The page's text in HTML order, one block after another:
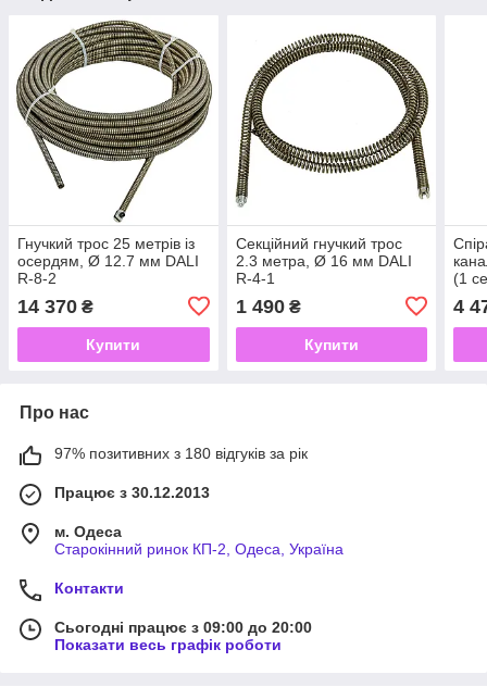
Гнучкий трос 25 метрів із
осердям, Ø 12.7 мм DALI
R-8-2
14 370 ₴
Купити
Секційний гнучкий трос
2.3 метра, Ø 16 мм DALI
R-4-1
1 490₴
Купити
(1
4
Про нас
97% позитивних з 180 відгуків за рік
Працює з 30.12.2013
м. Одеса
Старокінний ринок КП-2, Одеса, Україна
Контакти
Сьогодні працює з 09:00 до 20:00
Показати весь графік роботи